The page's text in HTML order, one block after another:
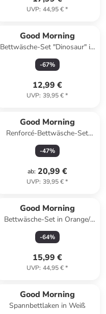
UVP: 44,95 €*
Good Morning
Bettwäsche-Set "Dinosaur" in
Mint/ Weiß/ Grün
-67%
12,99 €
UVP: 39,95 €*
Good Morning
Renforcé-Bettwäsche-Set
''Simo'' in Beige/ Schwarz
-47%
ab: 20,99 €
UVP: 39,95 €*
Good Morning
Bettwäsche-Set in Orange/
Bunt
-64%
15,99 €
UVP: 44,95 €*
Good Morning
Spannbettlaken in Weiß